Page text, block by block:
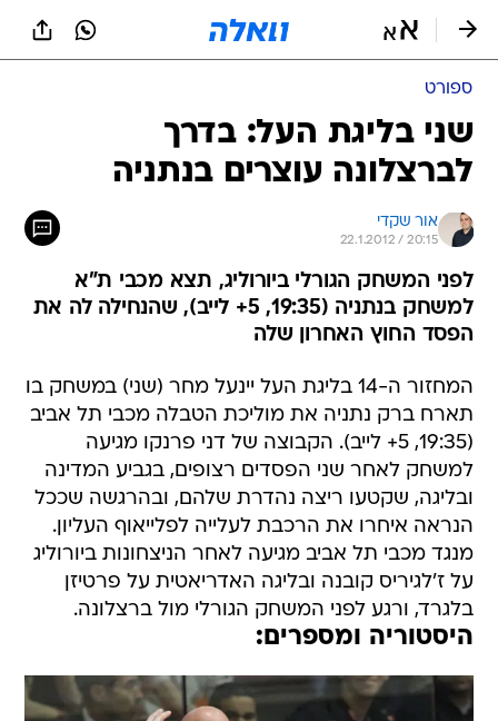
ספורט
שני בליגת העל: בדרך
לברצלונה עוצרים בנתניה
אור שקדי
22.1.2012 / 20:15
לפני המשחק הגורלי ביורוליג, תצא מכבי ת"א
למשחק בנתניה (19:35, 5+ לייב), שהנחילה לה את
הפסד החוץ האחרון שלה
המחזור ה-14 בליגת העל יינעל מחר (שני) במשחק בו
תארח ברק נתניה את מוליכת הטבלה מכבי תל אביב
(19:35, 5+ לייב). הקבוצה של דני פרנקו מגיעה
למשחק לאחר שני הפסדים רצופים, בגביע המדינה
ובליגה, שקטעו ריצה נהדרת שלהם, ובהרגשה שככל
הנראה איחרו את הרכבת לעלייה לפלייאוף העליון.
מנגד מכבי תל אביב מגיעה לאחר הניצחונות ביורוליג
על ז'לגיריס קובנה ובליגה האדריאטית על פרטיזן
בלגרד, ורגע לפני המשחק הגורלי מול ברצלונה.
היסטוריה ומספרים: